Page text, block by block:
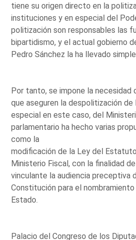
tiene su origen directo en la
instituciones y en especial del
politización son responsables las
bipartidismo, y el actual gobierno
Pedro Sánchez la ha llevado
Por tanto, se impone la necesidad
que aseguren la despolitización de
especial en este caso, del
parlamentario ha hecho varias
como la
modificación de la Ley del
Ministerio Fiscal, con la finalidad
vinculante la audiencia preceptiva
Constitución para el
Estado.
Palacio del Congreso de los